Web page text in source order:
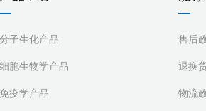
分子生化产品
细胞生物学产品
免疫学产品
售后
退换
物流